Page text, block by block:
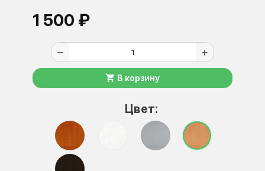
1 500 ₽
remove add
shopping_cart В корзину
Цвет: